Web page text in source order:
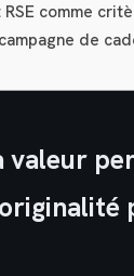
RSE comme
de
valeur